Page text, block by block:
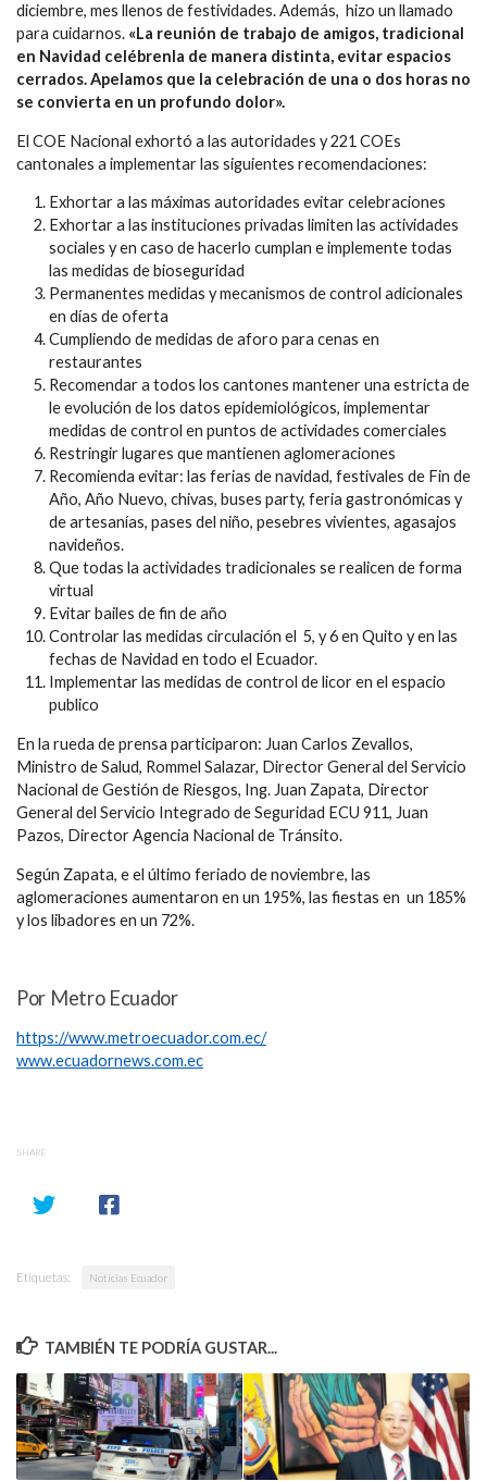
diciembre, mes llenos de festividades. Además, hizo un llamado
para cuidarnos. «La reunión de trabajo de amigos, tradicional
en Navidad celébrenla de manera distinta, evitar espacios
cerrados. Apelamos que la celebración de una o dos horas no
se convierta en un profundo dolor».
El COE Nacional exhortó a las autoridades y 221 COEs
cantonales a implementar las siguientes recomendaciones:
Exhortar a las máximas autoridades evitar celebraciones
Exhortar a las instituciones privadas limiten las actividades
sociales y en caso de hacerlo cumplan e implemente todas
las medidas de bioseguridad
Permanentes medidas y mecanismos de control adicionales
en días de oferta
Cumpliendo de medidas de aforo para cenas en
restaurantes
Recomendar a todos los cantones mantener una estricta de
le evolución de los datos epidemiológicos, implementar
medidas de control en puntos de actividades comerciales
Restringir lugares que mantienen aglomeraciones
Recomienda evitar: las ferias de navidad, festivales de Fin de
Año, Año Nuevo, chivas, buses party, feria gastronómicas y
de artesanías, pases del niño, pesebres vivientes, agasajos
navideños.
Que todas la actividades tradicionales se realicen de forma
virtual
Evitar bailes de fin de año
Controlar las medidas circulación el 5, y 6 en Quito y en las
fechas de Navidad en todo el Ecuador.
Implementar las medidas de control de licor en el espacio
publico
En la rueda de prensa participaron: Juan Carlos Zevallos,
Ministro de Salud, Rommel Salazar, Director General del Servicio
Nacional de Gestión de Riesgos, Ing. Juan Zapata, Director
General del Servicio Integrado de Seguridad ECU 911, Juan
Pazos, Director Agencia Nacional de Tránsito.
Según Zapata, e el último feriado de noviembre, las
aglomeraciones aumentaron en un 195%, las fiestas en un 185%
y los libadores en un 72%.
Por Metro Ecuador
https://www.metroecuador.com.ec/
www.ecuadornews.com.ec
SHARE
Etiquetas: Noticias Ecuador
TAMBIÉN TE PODRÍA GUSTAR...